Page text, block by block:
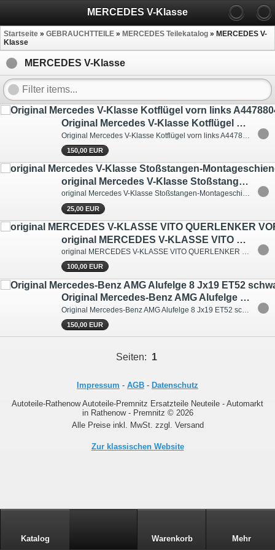
MERCEDES V-Klasse
Startseite » GEBRAUCHTTEILE » MERCEDES Teilekatalog » MERCEDES V-
Klasse
MERCEDES V-Klasse
Original Mercedes V-Klasse Kotflügel vorn links A4478804301 Lack 7831
150,00 EUR
original Mercedes V-Klasse Stoßstangen-Montageschiene vorne links A4478800612
original Mercedes V-Klasse Stoßstangen-Montageschiene vorne links A4478800612
25,00 EUR
original MERCEDES V-KLASSE VITO QUERLENKER VORDERACHSE LINKS A4473303100
original MERCEDES V-KLASSE VITO QUERLENKER VORDERACHSE LINKS A4473303100
100,00 EUR
Original Mercedes-Benz AMG Alufelge 8 Jx19 ET52 schwarz A4474015100
Original Mercedes-Benz AMG Alufelge 8 Jx19 ET52 schwarz A4474015100
150,00 EUR
Seiten: 1
Impressum - AGB - Datenschutz
Autoteile-Rathenow Autoteile-Premnitz Ersatzteile Neuteile - Automarkt
in Rathenow - Premnitz © 2026
Alle Preise inkl. MwSt. zzgl. Versand
Zur klassischen Website
Katalog Warenkorb Mehr